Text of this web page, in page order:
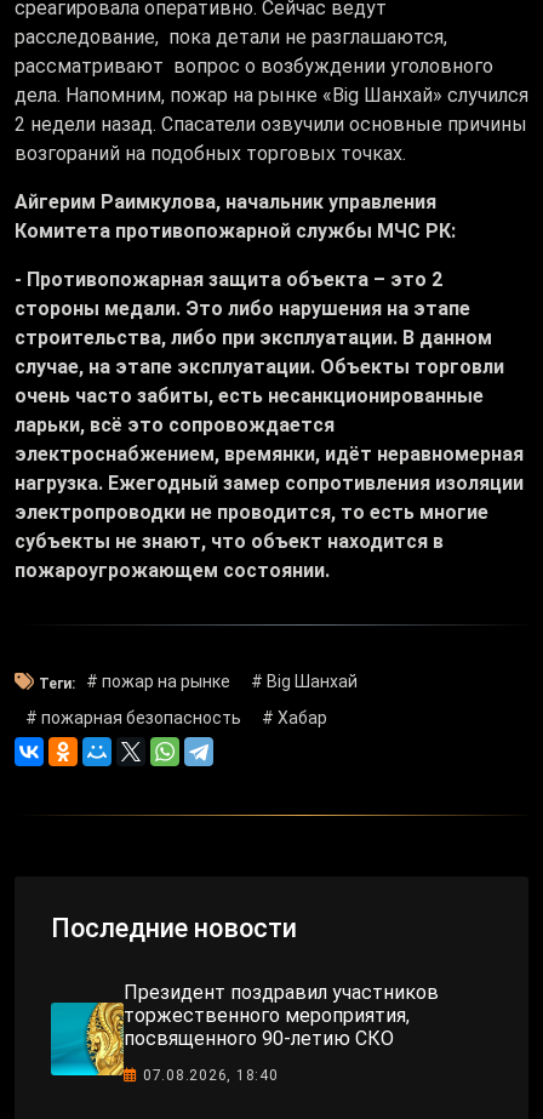
среагировала оперативно. Сейчас ведут
расследование, пока детали не разглашаются,
рассматривают вопрос о возбуждении уголовного
дела. Напомним, пожар на рынке «Big Шанхай» случился
2 недели назад. Спасатели озвучили основные причины
возгораний на подобных торговых точках.
Айгерим Раимкулова, начальник управления
Комитета противопожарной службы МЧС РК:
- Противопожарная защита объекта – это 2
стороны медали. Это либо нарушения на этапе
строительства, либо при эксплуатации. В данном
случае, на этапе эксплуатации. Объекты торговли
очень часто забиты, есть несанкционированные
ларьки, всё это сопровождается
электроснабжением, времянки, идёт неравномерная
нагрузка. Ежегодный замер сопротивления изоляции
электропроводки не проводится, то есть многие
субъекты не знают, что объект находится в
пожароугрожающем состоянии.
Теги: # пожар на рынке
# Big Шанхай
# пожарная безопасность
# Хабар
Последние новости
Президент поздравил участников
торжественного мероприятия,
посвященного 90-летию СКО
07.08.2026, 18:40